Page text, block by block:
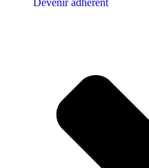
Devenir adhérent